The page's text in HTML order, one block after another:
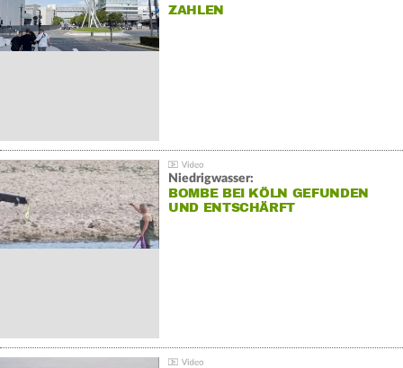
ZAHLEN
Niedrigwasser:
BOMBE BEI KÖLN GEFUNDEN
UND ENTSCHÄRFT